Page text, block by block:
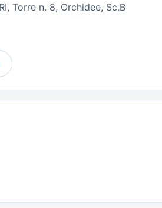
Torre n. 8, Orchidee, Sc.B